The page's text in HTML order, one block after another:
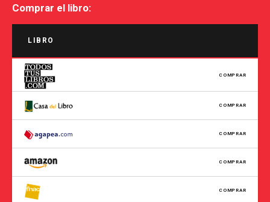
Comprar el libro:
LIBRO
COMPRAR
COMPRAR
COMPRAR
COMPRAR
COMPRAR